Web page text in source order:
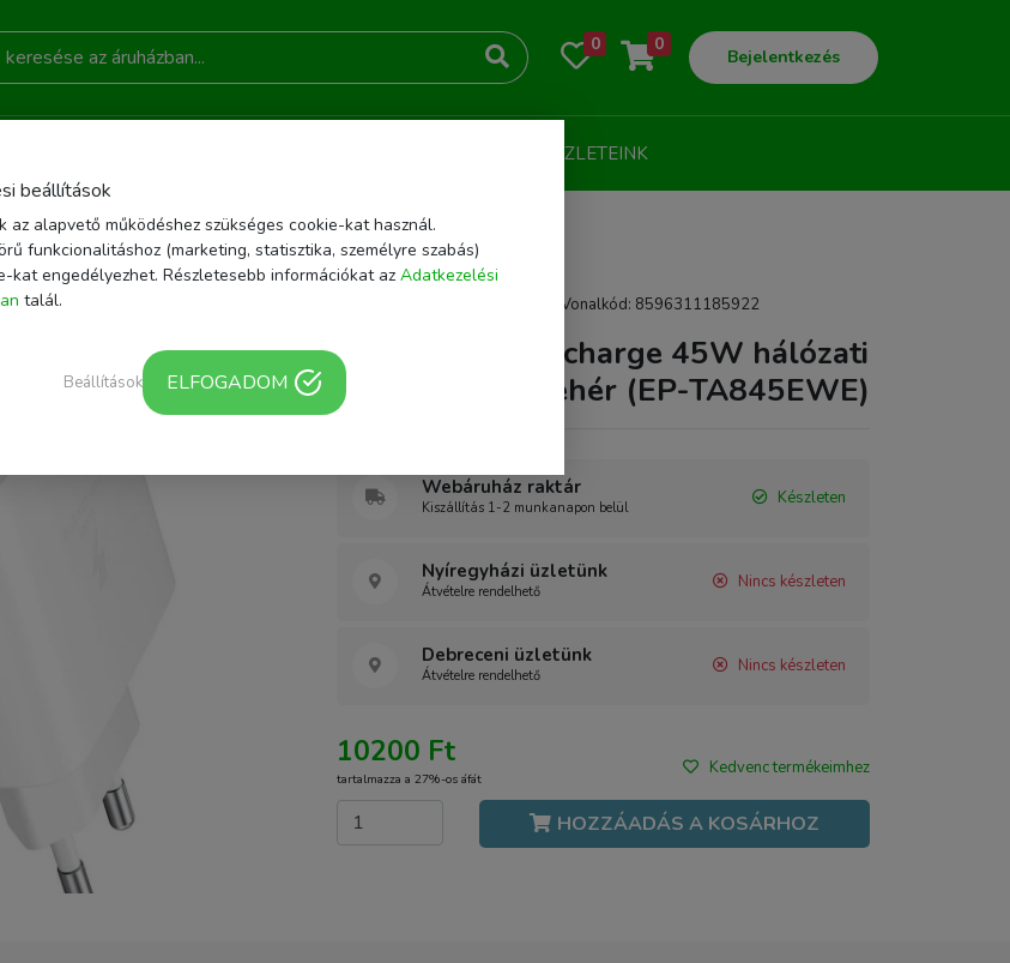
0 0
Bejelentkezés
ÜZLETEINK
MOBILTELEFON TÖLTŐK
HÁLÓZATI USB-C TÖLTŐ ADAPTER
(EP-TA845EWE)
Cikkszám: EP-TA845EWE | EAN/Vonalkód: 8596311185922
Samsung Quickcharge 45W hálózati
töltő adapter fehér (EP-TA845EWE)
Webáruház raktár
Kiszállítás 1-2 munkanapon belül Készleten
Nyíregyházi üzletünk
Átvételre rendelhető Nincs készleten
Debreceni üzletünk
Átvételre rendelhető Nincs készleten
10200 Ft
tartalmazza a 27%-os áfát
Kedvenc termékeimhez
HOZZÁADÁS A KOSÁRHOZ
beállítások
az alapvető működéshez szükséges cookie-kat használ.
funkcionalitáshoz (marketing, statisztika, személyre szabás)
kat engedélyezhet. Részletesebb információkat az Adatkezelési
talál.
Beállítások ELFOGADOM